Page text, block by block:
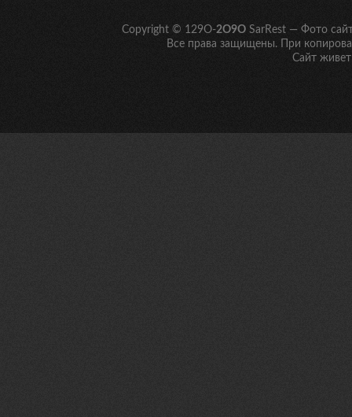
Copyright © 129O-2O9O SarRest — Фото
Все права защищены. При
Сайт живет